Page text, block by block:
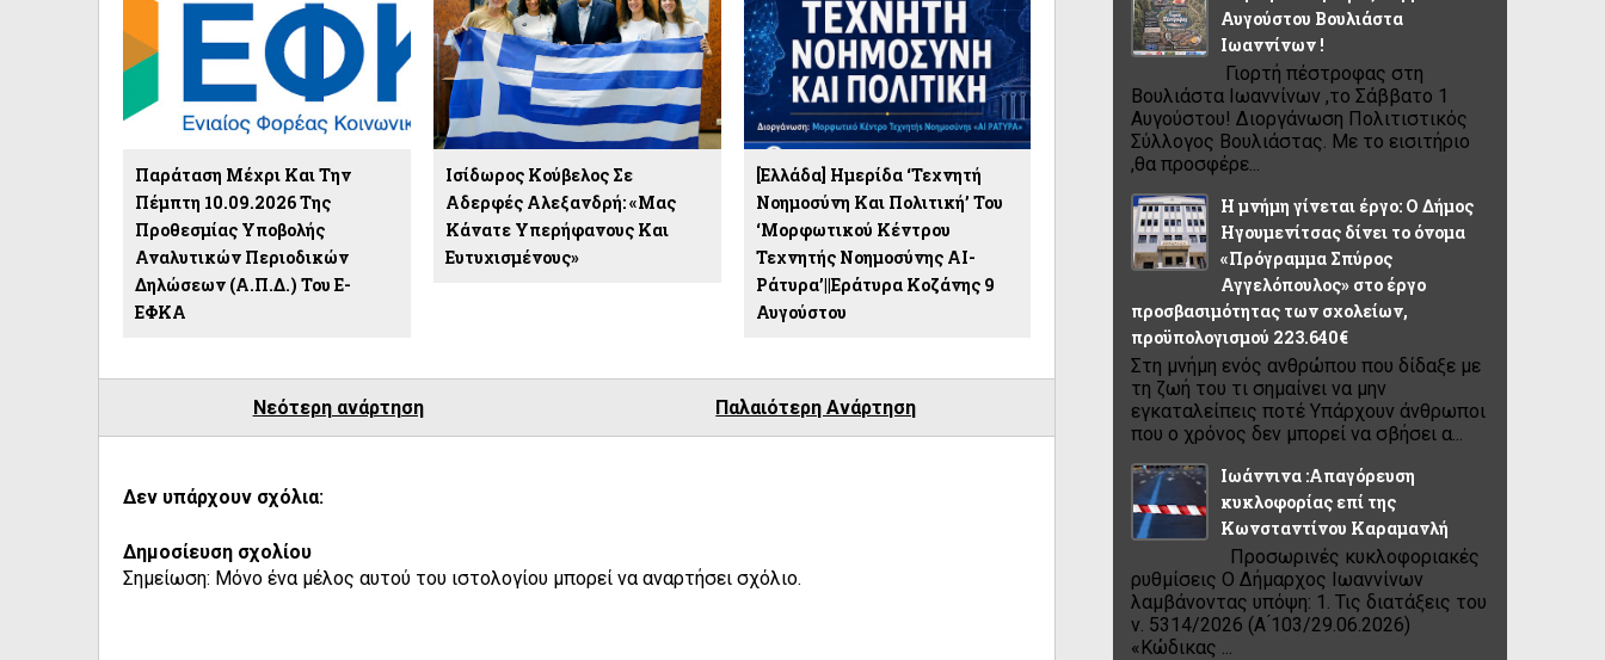
Παράταση Μέχρι Και Την
Πέμπτη 10.09.2026 Της
Προθεσμίας Υποβολής
Αναλυτικών Περιοδικών
Δηλώσεων (Α.Π.Δ.) Του E-
ΕΦΚΑ
Ισίδωρος Κούβελος Σε
Αδερφές Αλεξανδρή: «Μας
Κάνατε Υπερήφανους Και
Ευτυχισμένους»
[Ελλάδα] Ημερίδα ‘Τεχνητή
Νοημοσύνη Και Πολιτική’ Του
‘Μορφωτικού Κέντρου
Τεχνητής Νοημοσύνης ΑΙ-
Ράτυρα’||Εράτυρα Κοζάνης 9
Αυγούστου
Νεότερη ανάρτηση Παλαιότερη Ανάρτηση
Δεν υπάρχουν σχόλια:
Δημοσίευση σχολίου
Σημείωση: Μόνο ένα μέλος αυτού του ιστολογίου μπορεί να αναρτήσει σχόλιο.
Αυγούστου Βουλιάστα
Ιωαννίνων !
Γιορτή πέστροφας στη
Βουλιάστα Ιωαννίνων ,το Σάββατο 1
Αυγούστου! Διοργάνωση Πολιτιστικός
Σύλλογος Βουλιάστας. Με το εισιτήριο
,θα προσφέρε...
Η μνήμη γίνεται έργο: Ο Δήμος
Ηγουμενίτσας δίνει το όνομα
«Πρόγραμμα Σπύρος
Αγγελόπουλος» στο έργο
προσβασιμότητας των σχολείων,
προϋπολογισμού 223.640€
Στη μνήμη ενός ανθρώπου που δίδαξε με
τη ζωή του τι σημαίνει να μην
εγκαταλείπεις ποτέ Υπάρχουν άνθρωποι
που ο χρόνος δεν μπορεί να σβήσει α...
Ιωάννινα :Απαγόρευση
κυκλοφορίας επί της
Κωνσταντίνου Καραμανλή
Προσωρινές κυκλοφοριακές
ρυθμίσεις Ο Δήμαρχος Ιωαννίνων
λαμβάνοντας υπόψη: 1. Τις διατάξεις του
ν. 5314/2026 (Α ́103/29.06.2026)
«Κώδικας ...